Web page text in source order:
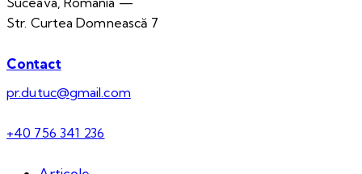
Str. Curtea Domnească 7
Contact
pr.dutuc@gmail.com
+40 756 341 236